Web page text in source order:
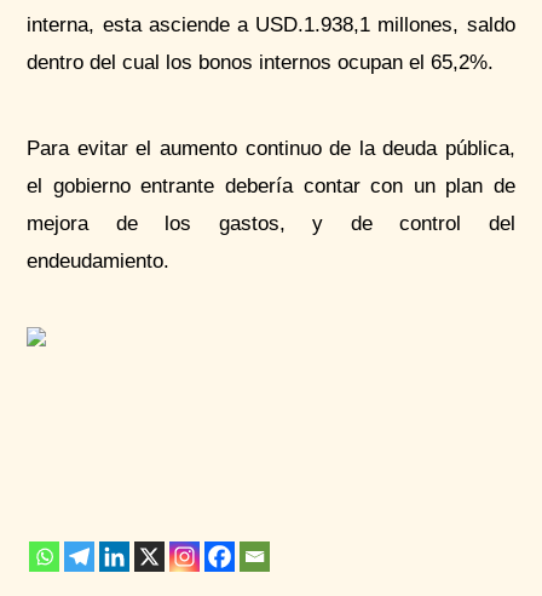
interna, esta asciende a USD.1.938,1 millones, saldo
dentro del cual los bonos internos ocupan el 65,2%.
Para evitar el aumento continuo de la deuda pública,
el gobierno entrante debería contar con un plan de
mejora de los gastos, y de control del
endeudamiento.